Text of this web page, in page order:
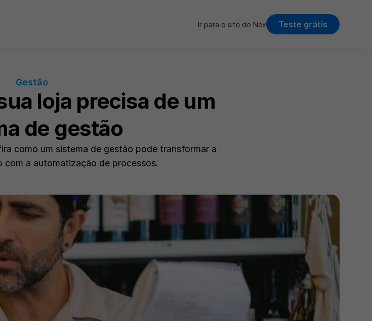
Gestão
loja precisa de um
de gestão
como um sistema de gestão pode transformar a
com a automatização de processos.
Teste grátis
Ir para o site do Nex